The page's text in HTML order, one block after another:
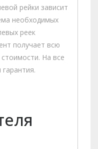
рейки зависит
необходимых
реек
получает всю
На все